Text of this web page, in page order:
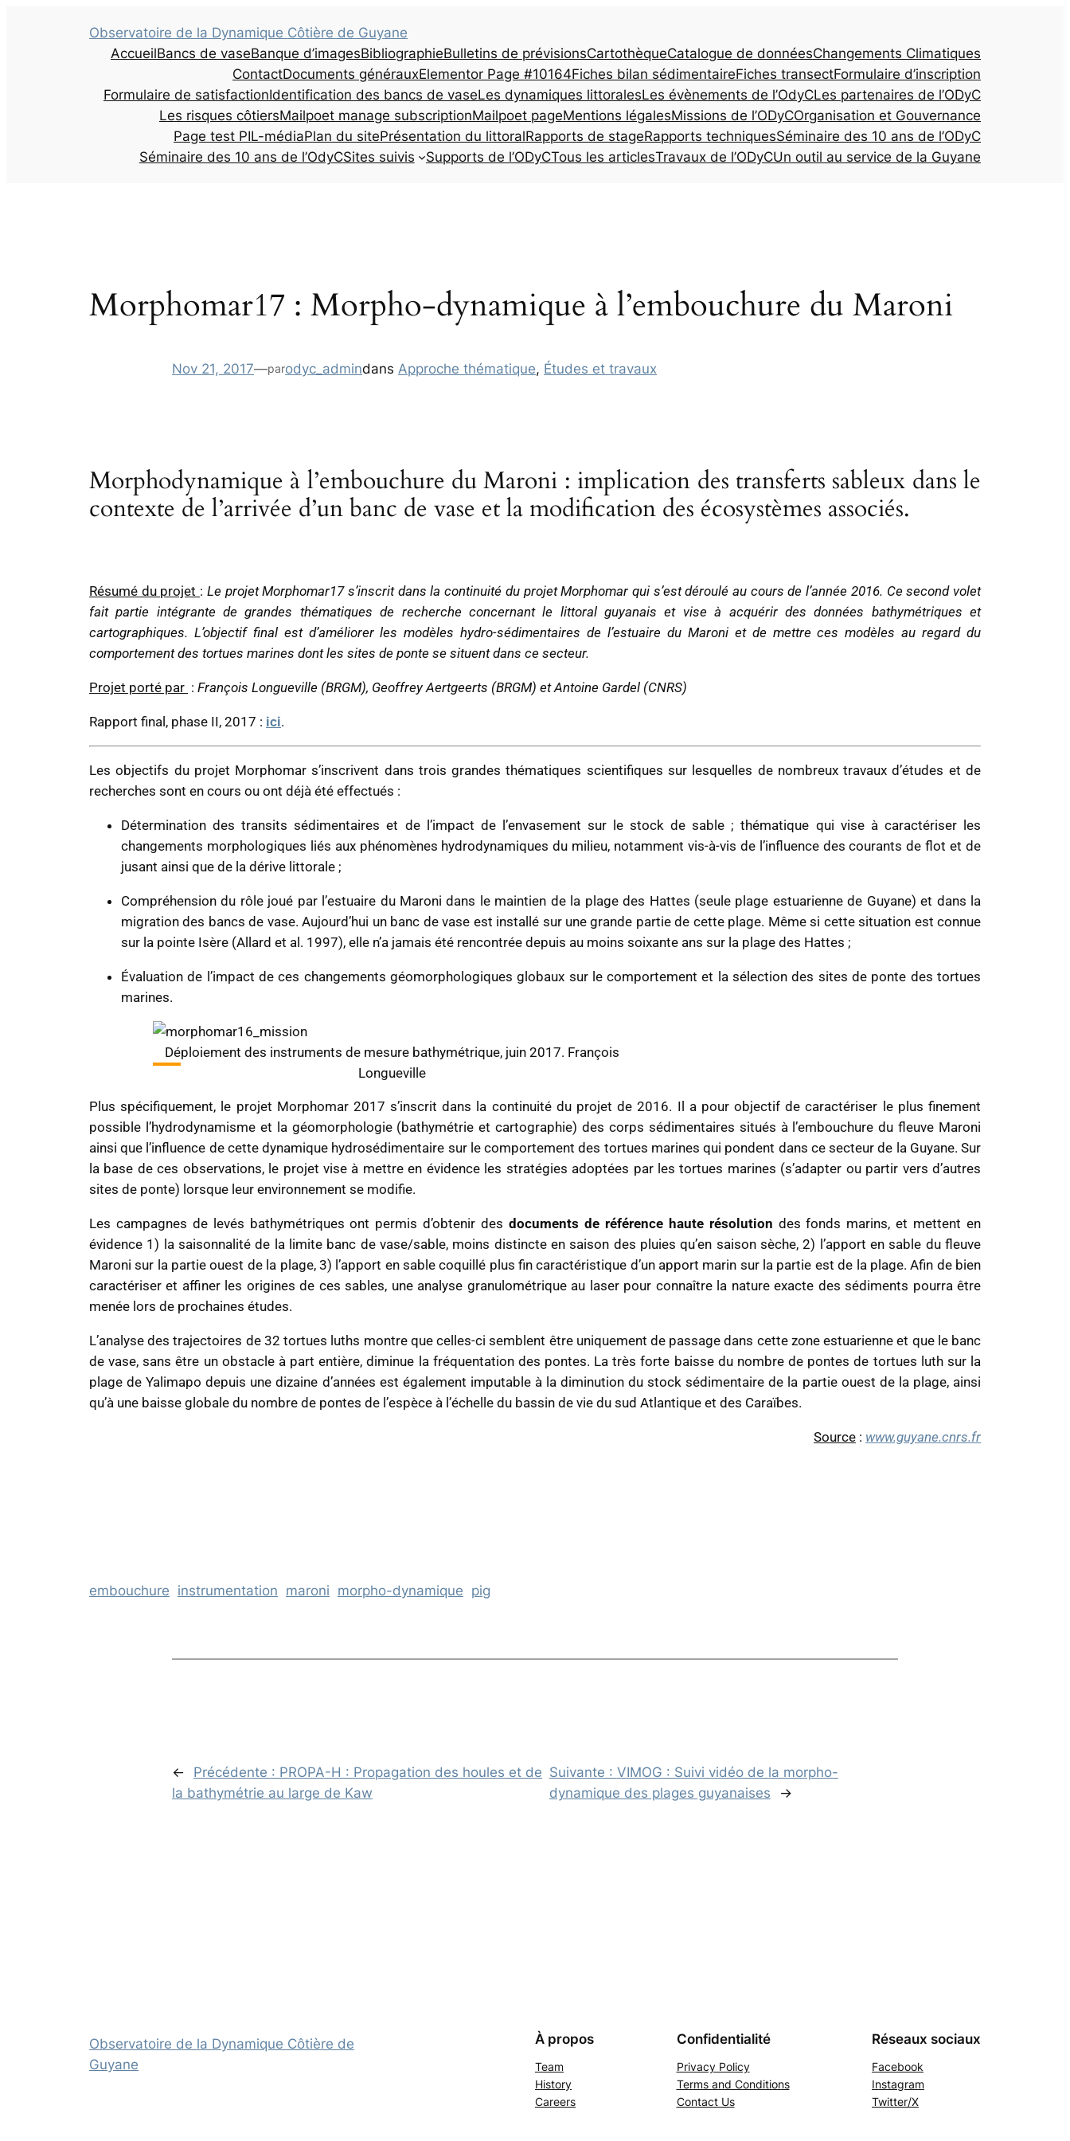
Observatoire de la Dynamique Côtière de Guyane
AccueilBancs de vaseBanque d’imagesBibliographieBulletins de prévisionsCartothèqueCatalogue de donnéesChangements Climatiques
ContactDocuments générauxElementor Page #10164Fiches bilan sédimentaireFiches transectFormulaire d’inscription
Formulaire de satisfactionIdentification des bancs de vaseLes dynamiques littoralesLes évènements de l’OdyCLes partenaires de l’ODyC
Les risques côtiersMailpoet manage subscriptionMailpoet pageMentions légalesMissions de l’ODyCOrganisation et Gouvernance
Page test PIL-médiaPlan du sitePrésentation du littoralRapports de stageRapports techniquesSéminaire des 10 ans de l’ODyC
Séminaire des 10 ans de l’OdyCSites suivis Supports de l’ODyCTous les articlesTravaux de l’ODyCUn outil au service de la Guyane
Morphomar17 : Morpho-dynamique à l’embouchure du Maroni
Nov 21, 2017—parodyc_admindans Approche thématique, Études et travaux
Morphodynamique à l’embouchure du Maroni : implication des transferts sableux dans le
contexte de l’arrivée d’un banc de vase et la modification des écosystèmes associés.
Résumé du projet : Le projet Morphomar17 s’inscrit dans la continuité du projet Morphomar qui s’est déroulé au cours de l’année 2016. Ce second volet
fait partie intégrante de grandes thématiques de recherche concernant le littoral guyanais et vise à acquérir des données bathymétriques et
cartographiques. L’objectif final est d’améliorer les modèles hydro-sédimentaires de l’estuaire du Maroni et de mettre ces modèles au regard du
comportement des tortues marines dont les sites de ponte se situent dans ce secteur.
Projet porté par : François Longueville (BRGM), Geoffrey Aertgeerts (BRGM) et Antoine Gardel (CNRS)
Rapport final, phase II, 2017 : ici.
Les objectifs du projet Morphomar s’inscrivent dans trois grandes thématiques scientifiques sur lesquelles de nombreux travaux d’études et de
recherches sont en cours ou ont déjà été effectués :
Détermination des transits sédimentaires et de l’impact de l’envasement sur le stock de sable ; thématique qui vise à caractériser les
changements morphologiques liés aux phénomènes hydrodynamiques du milieu, notamment vis-à-vis de l’influence des courants de flot et de
jusant ainsi que de la dérive littorale ;
Compréhension du rôle joué par l’estuaire du Maroni dans le maintien de la plage des Hattes (seule plage estuarienne de Guyane) et dans la
migration des bancs de vase. Aujourd’hui un banc de vase est installé sur une grande partie de cette plage. Même si cette situation est connue
sur la pointe Isère (Allard et al. 1997), elle n’a jamais été rencontrée depuis au moins soixante ans sur la plage des Hattes ;
Évaluation de l’impact de ces changements géomorphologiques globaux sur le comportement et la sélection des sites de ponte des tortues
marines.
Déploiement des instruments de mesure bathymétrique, juin 2017. François
Longueville
Plus spécifiquement, le projet Morphomar 2017 s’inscrit dans la continuité du projet de 2016. Il a pour objectif de caractériser le plus finement
possible l’hydrodynamisme et la géomorphologie (bathymétrie et cartographie) des corps sédimentaires situés à l’embouchure du fleuve Maroni
ainsi que l’influence de cette dynamique hydrosédimentaire sur le comportement des tortues marines qui pondent dans ce secteur de la Guyane. Sur
la base de ces observations, le projet vise à mettre en évidence les stratégies adoptées par les tortues marines (s’adapter ou partir vers d’autres
sites de ponte) lorsque leur environnement se modifie.
Les campagnes de levés bathymétriques ont permis d’obtenir des documents de référence haute résolution des fonds marins, et mettent en
évidence 1) la saisonnalité de la limite banc de vase/sable, moins distincte en saison des pluies qu’en saison sèche, 2) l’apport en sable du fleuve
Maroni sur la partie ouest de la plage, 3) l’apport en sable coquillé plus fin caractéristique d’un apport marin sur la partie est de la plage. Afin de bien
caractériser et affiner les origines de ces sables, une analyse granulométrique au laser pour connaître la nature exacte des sédiments pourra être
menée lors de prochaines études.
L’analyse des trajectoires de 32 tortues luths montre que celles-ci semblent être uniquement de passage dans cette zone estuarienne et que le banc
de vase, sans être un obstacle à part entière, diminue la fréquentation des pontes. La très forte baisse du nombre de pontes de tortues luth sur la
plage de Yalimapo depuis une dizaine d’années est également imputable à la diminution du stock sédimentaire de la partie ouest de la plage, ainsi
qu’à une baisse globale du nombre de pontes de l’espèce à l’échelle du bassin de vie du sud Atlantique et des Caraïbes.
Source : www.guyane.cnrs.fr
embouchure instrumentation maroni morpho-dynamique pig
← Précédente : PROPA-H : Propagation des houles et de
la bathymétrie au large de Kaw
Suivante : VIMOG : Suivi vidéo de la morpho-
dynamique des plages guyanaises
→
Observatoire de la Dynamique Côtière de
Guyane
À propos
Team
History
Careers
Confidentialité
Privacy Policy
Terms and Conditions
Contact Us
Réseaux sociaux
Facebook
Instagram
Twitter/X